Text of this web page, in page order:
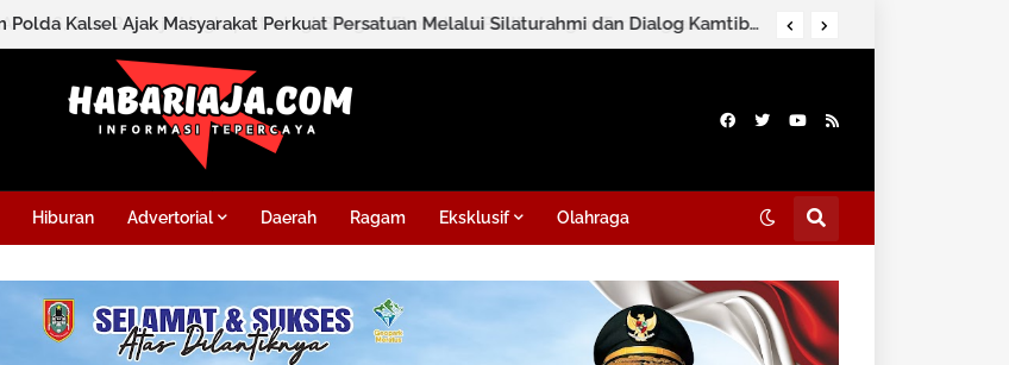
Direktorat Intelkam Polda Kalsel Ajak Masyarakat Perkuat Persatuan Melalui Silaturahmi dan Dialog Kamtibmas di HSS
Hiburan Advertorial Daerah Ragam Eksklusif Olahraga